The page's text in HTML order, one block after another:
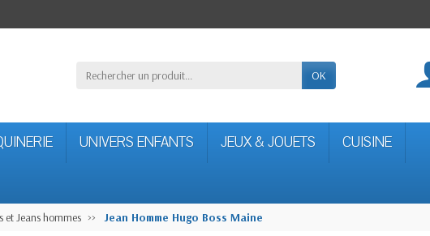
OK
UNIVERS ENFANTS JEUX & JOUETS CUISINE
et Jeans hommes Jean Homme Hugo Boss Maine